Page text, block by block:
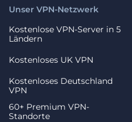
Unser VPN-Netzwerk
Kostenlose VPN-Server in 5
Ländern
Kostenloses UK VPN
Kostenloses Deutschland
VPN
60+ Premium VPN-
Standorte